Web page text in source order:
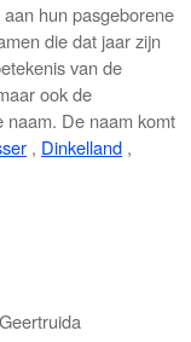
hun pasgeborene
die dat jaar zijn
van de
ook de
naam. De naam komt
, Dinkelland ,